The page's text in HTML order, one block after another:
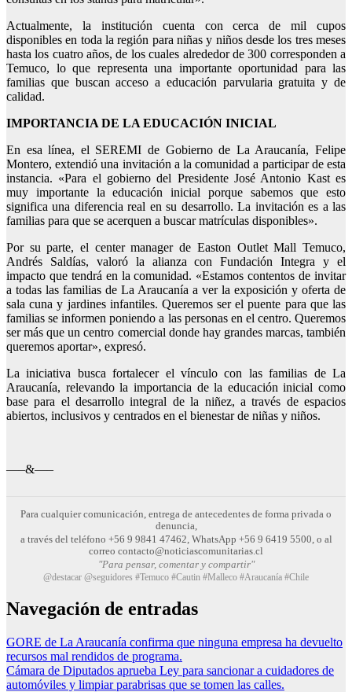
Actualmente, la institución cuenta con cerca de mil cupos
disponibles en toda la región para niñas y niños desde los tres meses
hasta los cuatro años, de los cuales alrededor de 300 corresponden a
Temuco, lo que representa una importante oportunidad para las
familias que buscan acceso a educación parvularia gratuita y de
calidad.
IMPORTANCIA DE LA EDUCACIÓN INICIAL
En esa línea, el SEREMI de Gobierno de La Araucanía, Felipe
Montero, extendió una invitación a la comunidad a participar de esta
instancia. «Para el gobierno del Presidente José Antonio Kast es
muy importante la educación inicial porque sabemos que esto
significa una diferencia real en su desarrollo. La invitación es a las
familias para que se acerquen a buscar matrículas disponibles».
Por su parte, el center manager de Easton Outlet Mall Temuco,
Andrés Saldías, valoró la alianza con Fundación Integra y el
impacto que tendrá en la comunidad. «Estamos contentos de invitar
a todas las familias de La Araucanía a ver la exposición y oferta de
sala cuna y jardines infantiles. Queremos ser el puente para que las
familias se informen poniendo a las personas en el centro. Queremos
ser más que un centro comercial donde hay grandes marcas, también
queremos aportar», expresó.
La iniciativa busca fortalecer el vínculo con las familias de La
Araucanía, relevando la importancia de la educación inicial como
base para el desarrollo integral de la niñez, a través de espacios
abiertos, inclusivos y centrados en el bienestar de niñas y niños.
—–&—–
Para cualquier comunicación, entrega de antecedentes de forma privada o
denuncia,
a través del teléfono +56 9 9841 47462, WhatsApp +56 9 6419 5500, o al
correo contacto@noticiascomunitarias.cl
"Para pensar, comentar y compartir"
@destacar @seguidores #Temuco #Cautin #Malleco #Araucanía #Chile
Navegación de entradas
GORE de La Araucanía confirma que ninguna empresa ha devuelto
recursos mal rendidos de programa.
Cámara de Diputados aprueba Ley para sancionar a cuidadores de
automóviles y limpiar parabrisas que se tomen las calles.